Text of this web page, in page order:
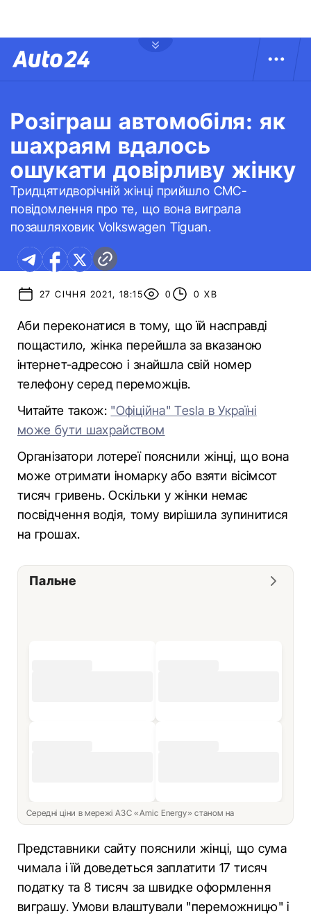
Розіграш автомобіля: як
шахраям вдалось
ошукати довірливу жінку
Тридцятидворічній жінці прийшло СМС-
повідомлення про те, що вона виграла
позашляховик Volkswagen Tiguan.
27 СІЧНЯ 2021, 18:15 0 0 ХВ
Аби переконатися в тому, що їй насправді
пощастило, жінка перейшла за вказаною
інтернет-адресою і знайшла свій номер
телефону серед переможців.
Читайте також: "Офіційна" Tesla в Україні
може бути шахрайством
Організатори лотереї пояснили жінці, що вона
може отримати іномарку або взяти вісімсот
тисяч гривень. Оскільки у жінки немає
посвідчення водія, тому вирішила зупинитися
на грошах.
Пальне
Середні ціни в мережі АЗС «Amic Energy» станом на
Представники сайту пояснили жінці, що сума
чимала і їй доведеться заплатити 17 тисяч
податку та 8 тисяч за швидке оформлення
виграшу. Умови влаштували "переможницю" і